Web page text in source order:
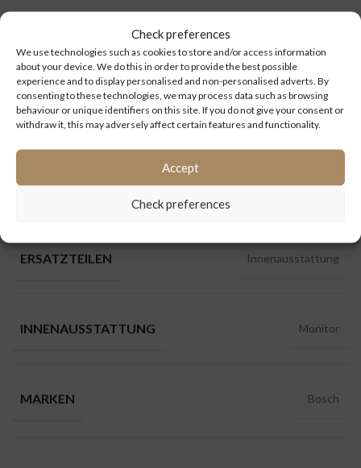
Check preferences
We use technologies such as cookies to store and/or access information
about your device. We do this in order to provide the best possible
experience and to display personalised and non-personalised adverts. By
consenting to these technologies, we may process data such as browsing
behaviour or unique identifiers on this site. If you do not give your consent or
withdraw it, this may adversely affect certain features and functionality.
Accept
Check preferences
ZUSÄTZLICHE INFORMATIONEN
ERSATZTEILEN Innenausstattung
INNENAUSSTATTUNG Monitor
MARKEN Bosch